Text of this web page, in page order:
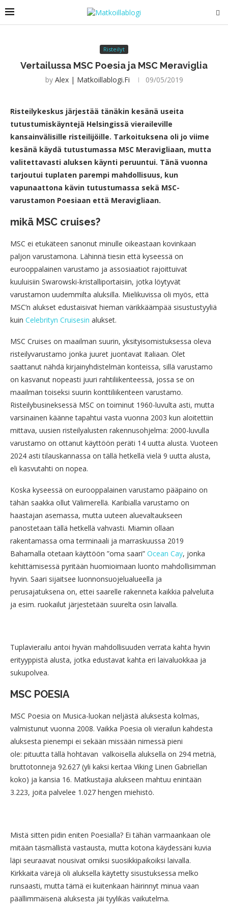
Risteilyt
Vertailussa MSC Poesia ja MSC Meraviglia
by Alex | Matkoillablogi.fi 09/05/2019
Risteilykeskus järjestää tänäkin kesänä useita
tutustumiskäyntejä Helsingissä vieraileville
kansainvälisille risteilijöille. Tarkoituksena oli jo viime
kesänä käydä tutustumassa MSC Meravigliaan, mutta
valitettavasti aluksen käynti peruuntui. Tänä vuonna
tarjoutui tuplaten parempi mahdollisuus, kun
vapunaattona kävin tutustumassa sekä MSC-
varustamon Poesiaan että Meravigliaan.
mikä MSC cruises?
MSC ei etukäteen sanonut minulle oikeastaan kovinkaan
paljon varustamona. Lähinnä tiesin että kyseessä on
eurooppalainen varustamo ja assosiaatiot rajoittuivat
kuuluisiin Swarowski-kristalliportaisiin, jotka löytyvät
varustamon uudemmilta aluksilla. Mielikuvissa oli myös, että
MSC’n alukset edustaisivat hieman värikkäämpää sisustustyyliä
kuin Celebrityn Cruisesin alukset.
MSC Cruises on maailman suurin, yksityisomistuksessa oleva
risteilyvarustamo jonka juuret juontavat Italiaan. Olet
saattanut nähdä kirjainyhdistelmän konteissa, sillä varustamo
on kasvanut nopeasti juuri rahtiliikenteessä, jossa se on
maailman toiseksi suurin konttiliikenteen varustamo.
Risteilybusineksessä MSC on toiminut 1960-luvulta asti, mutta
varsinainen käänne tapahtui vasta vuonna 2003 kun aloitettiin
mittava, uusien risteilyalusten rakennusohjelma: 2000-luvulla
varustamo on ottanut käyttöön peräti 14 uutta alusta. Vuoteen
2024 asti tilauskannassa on tällä hetkellä vielä 9 uutta alusta,
eli kasvutahti on nopea.
Koska kyseessä on eurooppalainen varustamo pääpaino on
tähän saakka ollut Välimerellä. Karibialla varustamo on
haastajan asemassa, mutta uuteen aluevaltaukseen
panostetaan tällä hetkellä vahvasti. Miamin ollaan
rakentamassa oma terminaali ja marraskuussa 2019
Bahamalla otetaan käyttöön ”oma saari” Ocean Cay, jonka
kehittämisessä pyritään huomioimaan luonto mahdollisimman
hyvin. Saari sijaitsee luonnonsuojelualueella ja
perusajatuksena on, ettei saarelle rakenneta kaikkia palveluita
ja esim. ruokailut järjestetään suurelta osin laivalla.
Tuplavierailu antoi hyvän mahdollisuuden verrata kahta hyvin
erityyppistä alusta, jotka edustavat kahta eri laivaluokkaa ja
sukupolvea.
MSC POESIA
MSC Poesia on Musica-luokan neljästä aluksesta kolmas,
valmistunut vuonna 2008. Vaikka Poesia oli vierailun kahdesta
aluksesta pienempi ei sekään missään nimessä pieni
ole: pituutta tällä hohtavan valkoisella aluksella on 294 metriä,
bruttotonneja 92.627 (yli kaksi kertaa Viking Linen Gabriellan
koko) ja kansia 16. Matkustajia alukseen mahtuu enintään
3.223, joita palvelee 1.027 hengen miehistö.
Mistä sitten pidin eniten Poesialla? Ei tähän varmaankaan ole
mitään täsmällistä vastausta, mutta kotona käydessäni kuvia
läpi seuraavat nousivat omiksi suosikkipaikoiksi laivalla.
Kirkkaita värejä oli aluksella käytetty sisustuksessa melko
runsaasti, mutta tämä ei kuitenkaan häirinnyt minua vaan
päällimmäisenä aluksesta jäi tyylikäs vaikutelma.